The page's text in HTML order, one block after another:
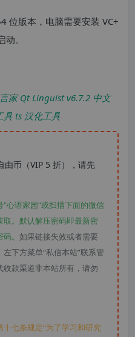
位版本，电脑需要安装 VC+
。
家 Qt Linguist v6.7.2 中文
具 ts 汉化工具
由币（VIP 5 折），请先
心语家园“或扫描下面的微信
。默认解压密码即最新密
。 如果链接失效或者需要
下方菜单“私信本站”联系管
款渠道非本站所有，请勿
七条规定“为了学习和研究